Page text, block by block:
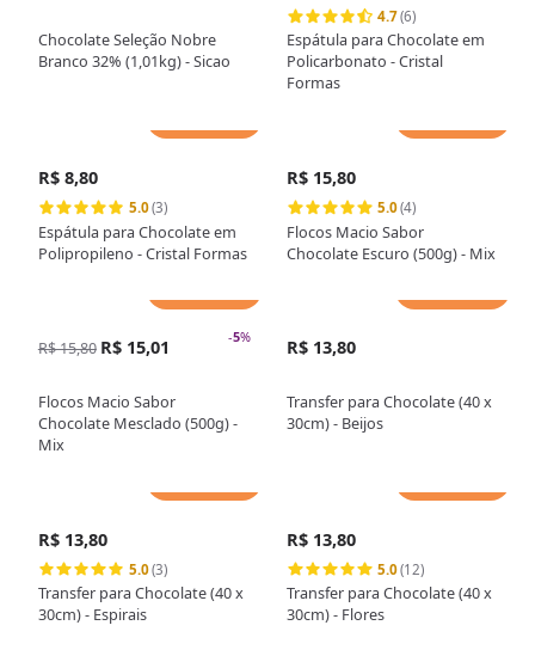
Chocolate Seleção Nobre
Branco 32% (1,01kg) - Sicao
4.7(6)
Espátula para Chocolate em
Policarbonato - Cristal
Formas
R$ 8,80
5.0(3)
Espátula para Chocolate em
Polipropileno - Cristal Formas
R$ 15,80
5.0(4)
Flocos Macio Sabor
Chocolate Escuro (500g) - Mix
-5%
R$ 15,80 R$ 15,01
Flocos Macio Sabor
Chocolate Mesclado (500g) -
Mix
R$ 13,80
Transfer para Chocolate (40 x
30cm) - Beijos
R$ 13,80
5.0(3)
Transfer para Chocolate (40 x
30cm) - Espirais
R$ 13,80
5.0(12)
Transfer para Chocolate (40 x
30cm) - Flores